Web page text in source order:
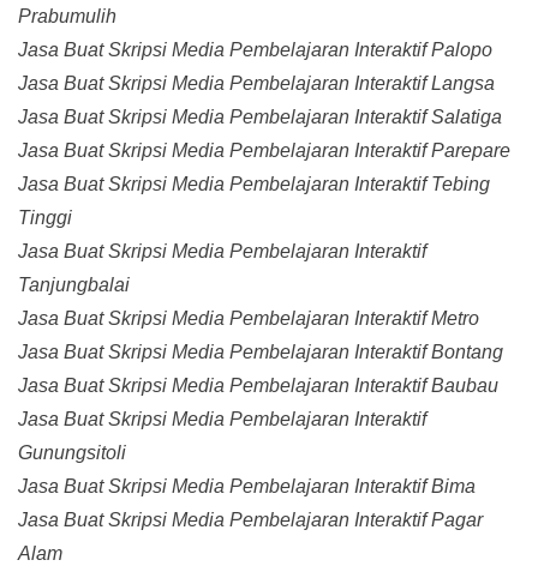
Prabumulih
Jasa Buat Skripsi Media Pembelajaran Interaktif Palopo
Jasa Buat Skripsi Media Pembelajaran Interaktif Langsa
Jasa Buat Skripsi Media Pembelajaran Interaktif Salatiga
Jasa Buat Skripsi Media Pembelajaran Interaktif Parepare
Jasa Buat Skripsi Media Pembelajaran Interaktif Tebing
Tinggi
Jasa Buat Skripsi Media Pembelajaran Interaktif
Tanjungbalai
Jasa Buat Skripsi Media Pembelajaran Interaktif Metro
Jasa Buat Skripsi Media Pembelajaran Interaktif Bontang
Jasa Buat Skripsi Media Pembelajaran Interaktif Baubau
Jasa Buat Skripsi Media Pembelajaran Interaktif
Gunungsitoli
Jasa Buat Skripsi Media Pembelajaran Interaktif Bima
Jasa Buat Skripsi Media Pembelajaran Interaktif Pagar
Alam